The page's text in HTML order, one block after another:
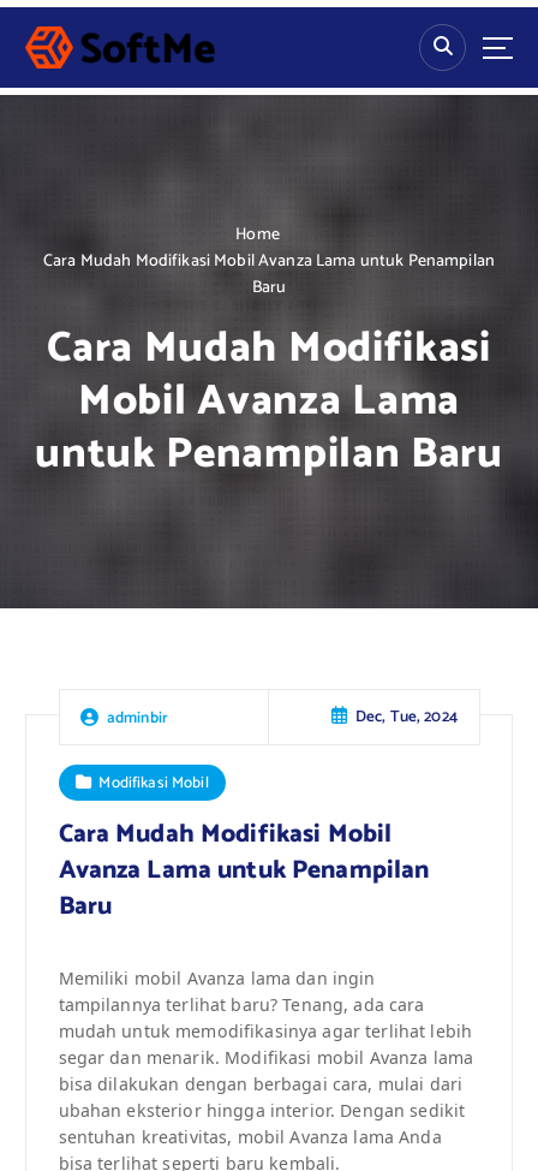
S
p
Home
Cara Mudah Modifikasi Mobil Avanza Lama untuk Penampilan
Baru
Cara Mudah Modifikasi
Mobil Avanza Lama
untuk Penampilan Baru
adminbir Dec, Tue, 2024
Modifikasi Mobil
Cara Mudah Modifikasi Mobil
Avanza Lama untuk Penampilan
Baru
Memiliki mobil Avanza lama dan ingin
tampilannya terlihat baru? Tenang, ada cara
mudah untuk memodifikasinya agar terlihat lebih
segar dan menarik. Modifikasi mobil Avanza lama
bisa dilakukan dengan berbagai cara, mulai dari
ubahan eksterior hingga interior. Dengan sedikit
sentuhan kreativitas, mobil Avanza lama Anda
bisa terlihat seperti baru kembali.